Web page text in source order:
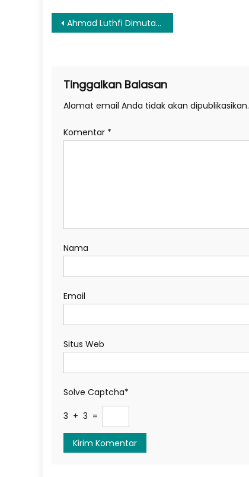
Navigasi
Ahmad Luthfi Dimutasi ke Kemendag, Serah Terima Jabatan Hari Ini
Tinggalkan Balasan
Alamat email Anda tidak akan dipublikasikan.
Komentar *
Nama
Email
Situs Web
Solve Captcha*
3 + 3 =